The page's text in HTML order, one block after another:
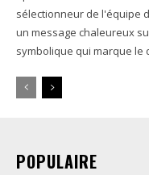
sélectionneur de l'équipe
un message chaleureux
symbolique qui marque le
POPULAIRE